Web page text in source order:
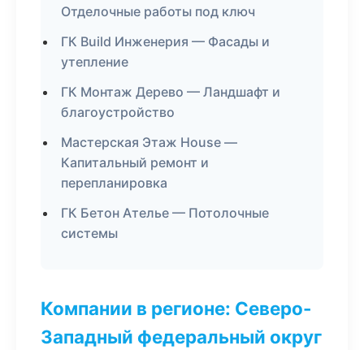
Отделочные работы под ключ
ГК Build Инженерия — Фасады и
утепление
ГК Монтаж Дерево — Ландшафт и
благоустройство
Мастерская Этаж House —
Капитальный ремонт и
перепланировка
ГК Бетон Ателье — Потолочные
системы
Компании в регионе: Северо-
Западный федеральный округ